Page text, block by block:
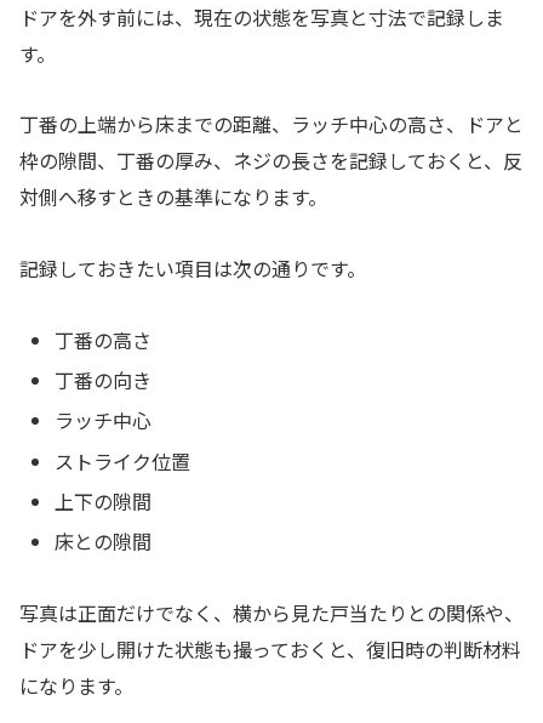
ドアを外す前には、現在の状態を写真と寸法で記録しま
す。
丁番の上端から床までの距離、ラッチ中心の高さ、ドアと
枠の隙間、丁番の厚み、ネジの長さを記録しておくと、反
対側へ移すときの基準になります。
記録しておきたい項目は次の通りです。
丁番の高さ
丁番の向き
ラッチ中心
ストライク位置
上下の隙間
床との隙間
写真は正面だけでなく、横から見た戸当たりとの関係や、
ドアを少し開けた状態も撮っておくと、復旧時の判断材料
になります。